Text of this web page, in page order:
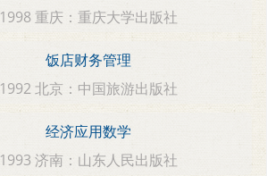
1998 重庆：重庆大学出版社
饭店财务管理
1992 北京：中国旅游出版社
经济应用数学
1993 济南：山东人民出版社